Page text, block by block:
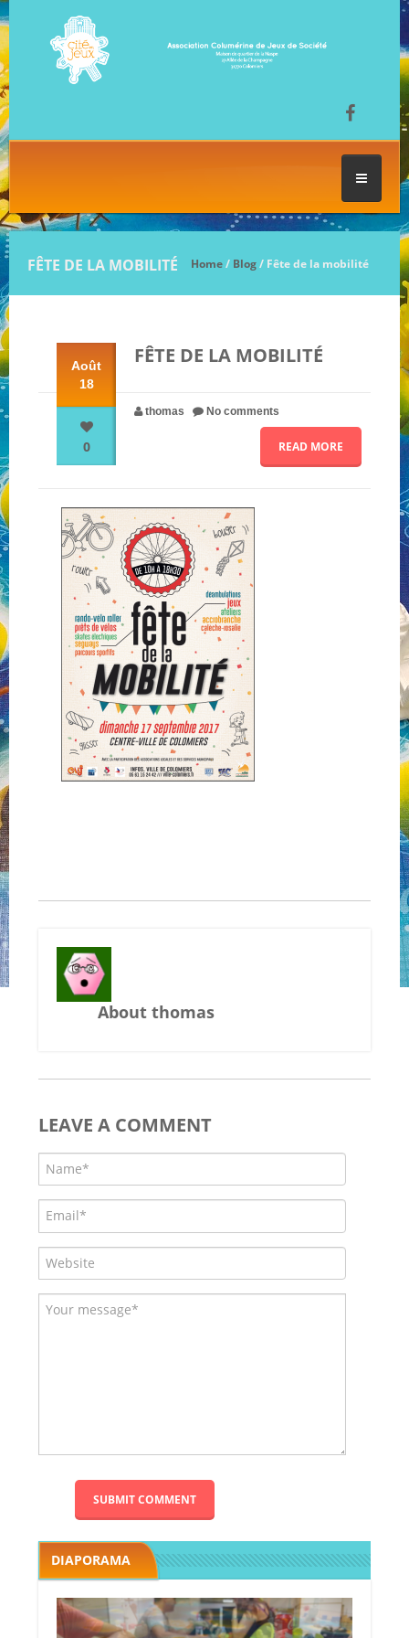
LES SÉANCES DE JEU
FESTIVAL DU JEU
NOS JEUX
NOS PARTENAIRES
QUI SOMMES-NOUS ?
NOUS CONTACTER !
FÊTE DE LA MOBILITÉ Home/ Blog/ Fête de la mobilité
Août
18
0
FÊTE DE LA MOBILITÉ
thomas No comments
READ MORE
About thomas
LEAVE A COMMENT
DIAPORAMA